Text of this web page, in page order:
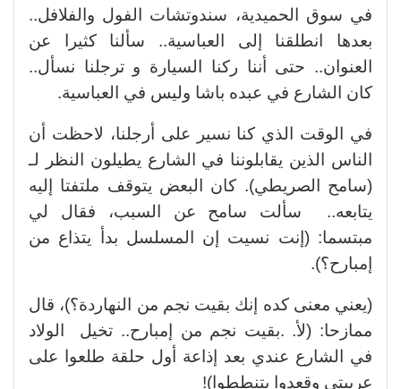
في سوق الحميدية، سندوتشات الفول والفلافل..
بعدها انطلقنا إلى العباسية.. سألنا كثيرا عن
العنوان.. حتى أننا ركنا السيارة و ترجلنا نسأل..
كان الشارع في عبده باشا وليس في العباسية.
في الوقت الذي كنا نسير على أرجلنا، لاحظت أن
الناس الذين يقابلوننا في الشارع يطيلون النظر لـ
(سامح الصريطي). كان البعض يتوقف ملتفتا إليه
يتابعه.. سألت سامح عن السبب، فقال لي
مبتسما: (إنت نسيت إن المسلسل بدأ يتذاع من
إمبارح؟).
(يعني معنى كده إنك بقيت نجم من النهاردة؟)، قال
ممازحا: (لأ. .بقيت نجم من إمبارح.. تخيل الولاد
في الشارع عندي بعد إذاعة أول حلقة طلعوا على
عربيتي وقعدوا يتنططوا)!